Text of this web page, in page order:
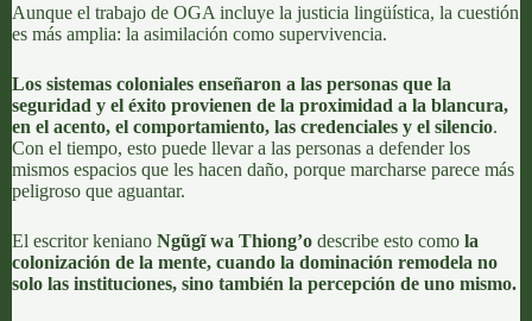
Aunque el trabajo de OGA incluye la justicia lingüística, la cuestión
es más amplia: la asimilación como supervivencia.
Los sistemas coloniales enseñaron a las personas que la
seguridad y el éxito provienen de la proximidad a la blancura,
en el acento, el comportamiento, las credenciales y el silencio.
Con el tiempo, esto puede llevar a las personas a defender los
mismos espacios que les hacen daño, porque marcharse parece más
peligroso que aguantar.
El escritor keniano Ngũgĩ wa Thiong’o describe esto como la
colonización de la mente, cuando la dominación remodela no
solo las instituciones, sino también la percepción de uno mismo.